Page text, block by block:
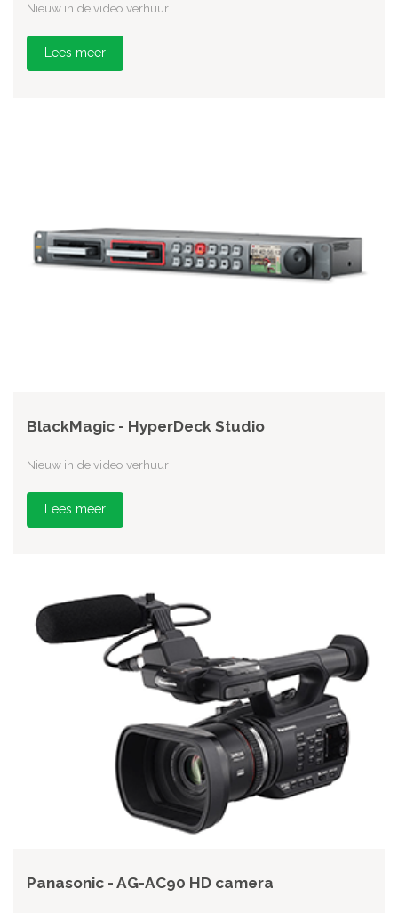
Nieuw in de video verhuur
Lees meer
BlackMagic - HyperDeck Studio
Nieuw in de video verhuur
Lees meer
Panasonic - AG-AC90 HD camera